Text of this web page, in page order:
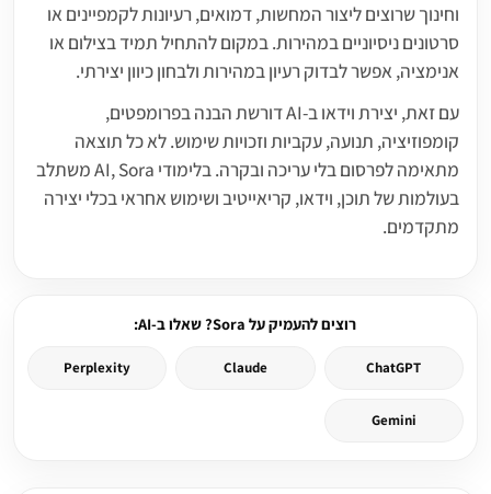
וחינוך שרוצים ליצור המחשות, דמואים, רעיונות לקמפיינים או
סרטונים ניסיוניים במהירות. במקום להתחיל תמיד בצילום או
אנימציה, אפשר לבדוק רעיון במהירות ולבחון כיוון יצירתי.
עם זאת, יצירת וידאו ב-AI דורשת הבנה בפרומפטים,
קומפוזיציה, תנועה, עקביות וזכויות שימוש. לא כל תוצאה
מתאימה לפרסום בלי עריכה ובקרה. בלימודי AI, Sora משתלב
בעולמות של תוכן, וידאו, קריאייטיב ושימוש אחראי בכלי יצירה
מתקדמים.
רוצים להעמיק על Sora? שאלו ב-AI:
ChatGPT
Claude
Perplexity
Gemini